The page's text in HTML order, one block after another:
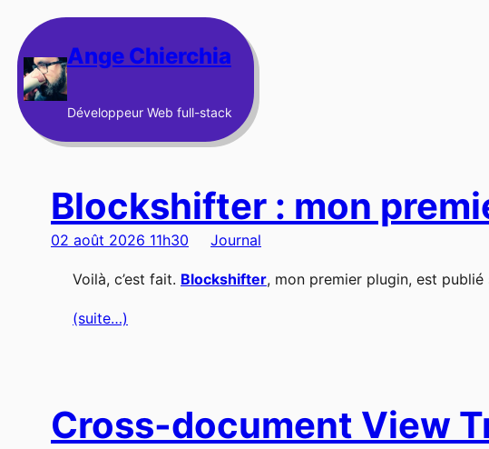
au
contenu Ange Chierchia
Développeur Web full-stack
Blockshifter : mon
02 août 2026 11h30 Journal
Voilà, c’est fait. Blockshifter, mon premier plugin, est
(suite…)
Cross-document View